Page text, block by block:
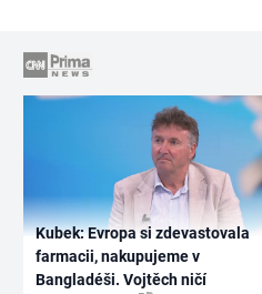
Kubek: Evropa si zdevastovala
farmacii, nakupujeme v
Bangladéši. Vojtěch ničí